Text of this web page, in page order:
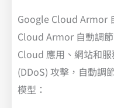
Google Cloud Armor
Cloud Armor 自動調
Cloud 應用、網站和
(DDoS) 攻擊，自動調
模型：